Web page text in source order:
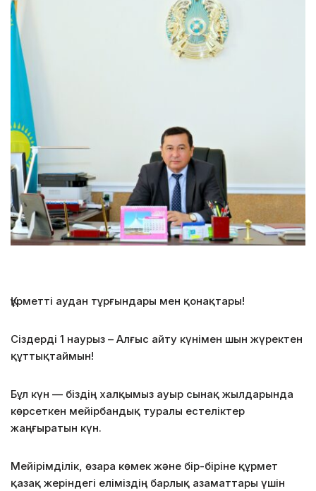
Құрметті аудан тұрғындары мен қонақтары!
Сіздерді 1 наурыз – Алғыс айту күнімен шын жүректен
құттықтаймын!
Бұл күн — біздің халқымыз ауыр сынақ жылдарында
көрсеткен мейірбандық туралы естеліктер
жаңғыратын күн.
Мейірімділік, өзара көмек және бір-біріне құрмет
қазақ жеріндегі еліміздің барлық азаматтары үшін